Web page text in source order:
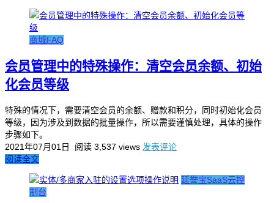
商城FAQ
会员管理中的特殊操作：清空会员余额、初始
化会员等级
特殊的情况下，需要清空会员的余额、赠款和积分，同时初始化会员
等级，因为涉及到数据的批量操作，所以需要谨慎处理，具体的操作
步骤如下。
2021年07月01日
阅读 3,537 views 发表评论
阅读全文
延誉宝SaaS云控
制台